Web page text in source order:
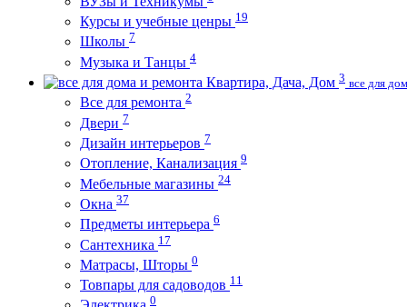
Курсы и учебные ценры 19
Школы 7
Музыка и Танцы 4
Квартира, Дача, Дом 3 все для
Все для ремонта 2
Двери 7
Дизайн интерьеров 7
Отопление, Канализация 9
Мебельные магазины 24
Окна 37
Предметы интерьера 6
Сантехника 17
Матрасы, Шторы 0
Товпары для садоводов 11
0